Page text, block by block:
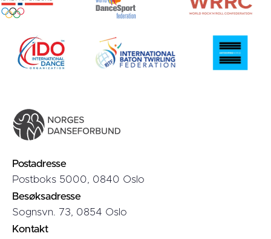
Postadresse
Postboks 5000, 0840 Oslo
Besøksadresse
Sognsvn. 73, 0854 Oslo
Kontakt